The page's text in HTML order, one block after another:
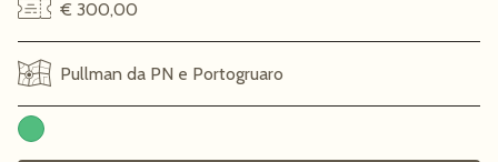
€ 300,00
Pullman da PN e Portogruaro